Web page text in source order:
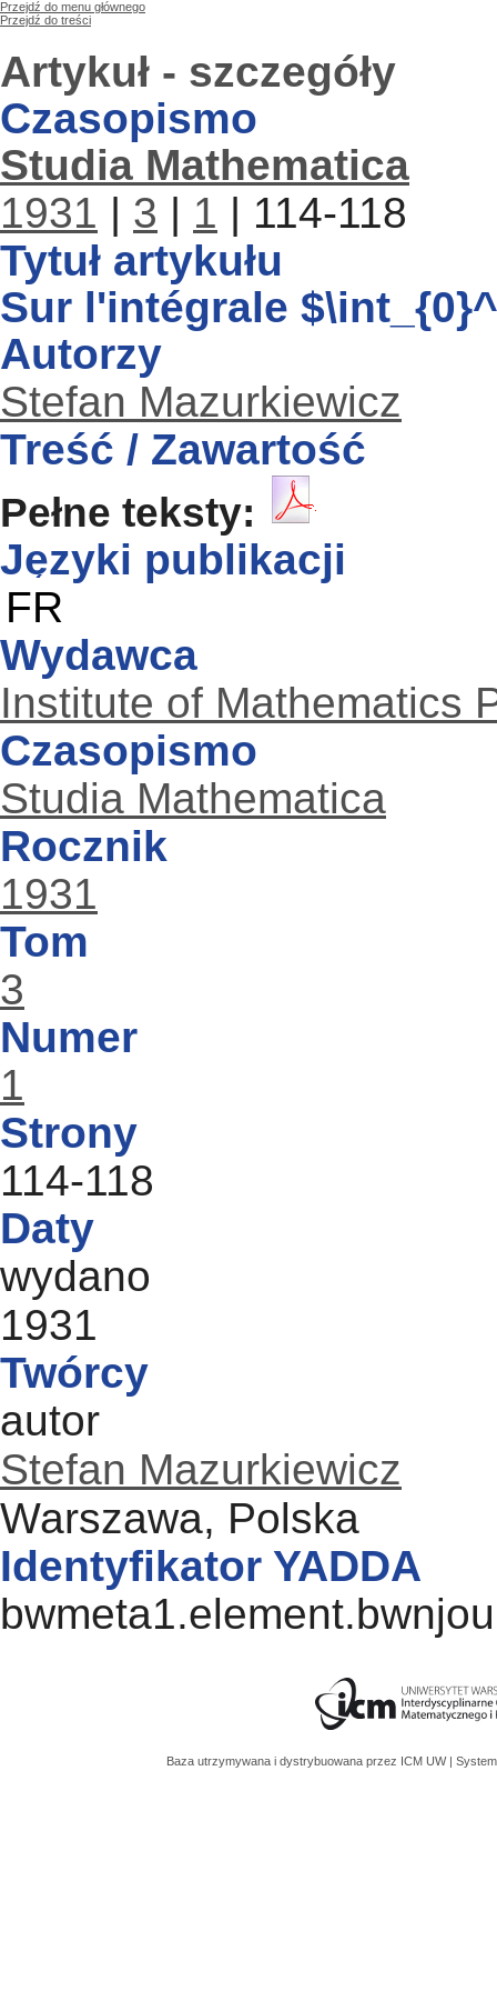
Przejdź do menu głównego
Przejdź do treści
Artykuł - szczegóły
Czasopismo
Studia Mathematica
1931 | 3 | 1 | 114-118
Tytuł artykułu
Sur l'intégrale
Autorzy
Stefan Mazurkiewicz
Treść / Zawartość
Pełne teksty:
Języki publikacji
FR
Wydawca
Institute of Mathematics
Czasopismo
Studia Mathematica
Rocznik
1931
Tom
3
Numer
1
Strony
114-118
Daty
wydano
1931
Twórcy
autor
Stefan Mazurkiewicz
Warszawa, Polska
Identyfikator YADDA
Baza utrzymywana i dystrybuowana przez ICM UW |